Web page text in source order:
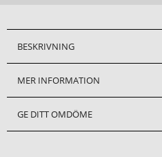
BESKRIVNING
MER INFORMATION
GE DITT OMDÖME